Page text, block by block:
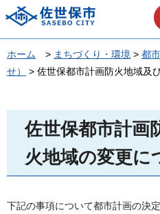
佐世保市
ホーム > まちづくり・環境 > 都
せ）
> 佐世保都市計画防火地域及
佐世保都市計画
火地域の変更に
下記の事項について都市計画の決